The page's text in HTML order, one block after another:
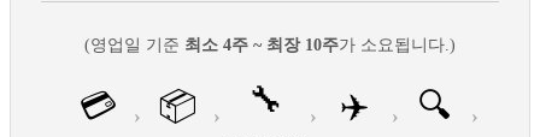
(영업일 기준 최소 4주 ~ 최장 10주가 소요됩니다.)
💳 › 📦 › 🔧 › ✈️ › 🔍 ›